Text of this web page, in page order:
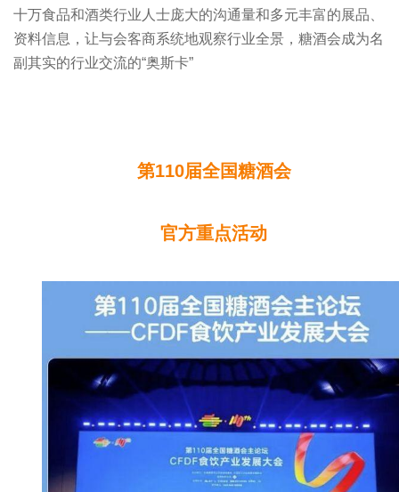
十万食品和酒类行业人士庞大的沟通量和多元丰富的展品、
资料信息，让与会客商系统地观察行业全景，糖酒会成为名
副其实的行业交流的“奥斯卡”
第110届全国糖酒会
官方重点活动